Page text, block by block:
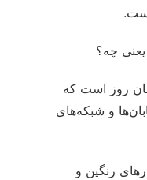
چه؟
روز است که
و شبکه‌های
رنگین و